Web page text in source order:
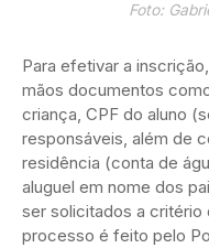
Foto:
Para efetivar a
mãos documentos
criança, CPF do aluno
responsáveis, além de
residência (conta de
aluguel em nome dos
ser solicitados a critério
processo é feito pelo